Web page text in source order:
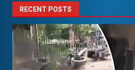
RECENT POSTS